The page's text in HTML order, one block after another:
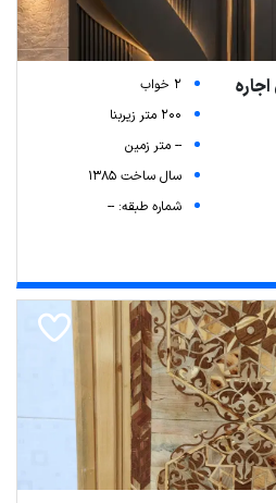
2 خواب
200 متر زیربنا
-- متر زمین
سال ساخت 1385
شماره طبقه: --